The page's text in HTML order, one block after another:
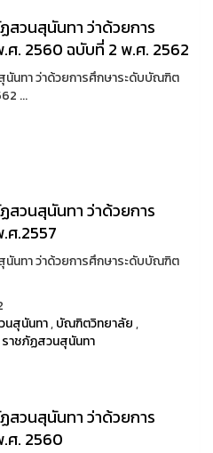
สวนสุนันทา ว่าด้วยการ
. 2560 ฉบับที่ 2 พ.ศ. 2562
นันทา ว่าด้วยการศึกษาระดับบัณฑิต
...
สวนสุนันทา ว่าด้วยการ
ศ.2557
นันทา ว่าด้วยการศึกษาระดับบัณฑิต
นสุนันทา,บัณฑิตวิทยาลัย,
ราชภัฏสวนสุนันทา
สวนสุนันทา ว่าด้วยการ
ศ. 2560